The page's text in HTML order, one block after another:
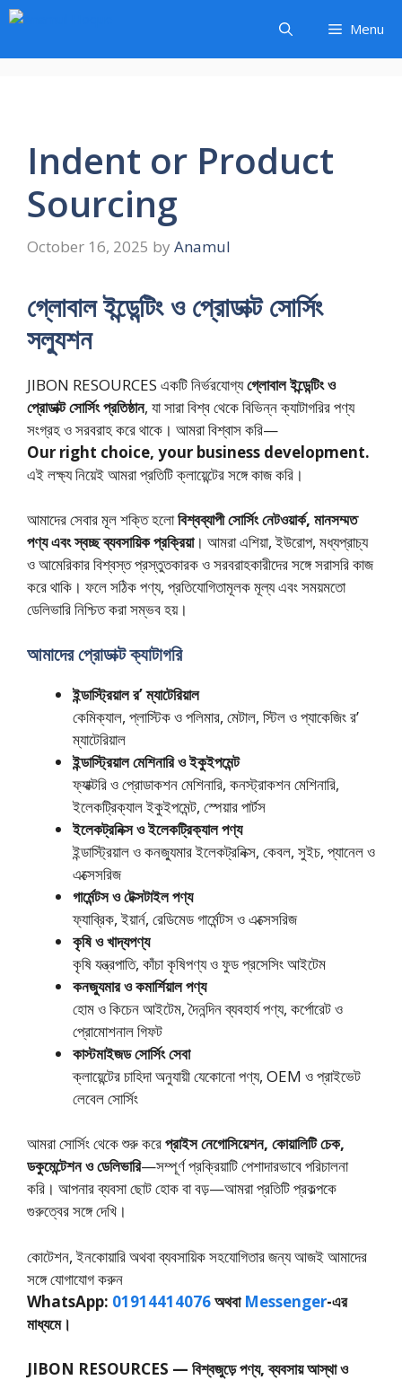
Skip
content
Menu
Indent or Product
Sourcing
October 16, 2025 by Anamul
গ্লোবাল ইন্ডেন্টিং ও প্রোডাক্ট সোর্সিং
সল্যুশন
JIBON RESOURCES একটি নির্ভরযোগ্যগ্লোবাল ইন্ডেন্টিং ও
প্রোডাক্ট সোর্সিং প্রতিষ্ঠান, যা সারা বিশ্ব থেকে বিভিন্ন ক্যাটাগরির পণ্য
সংগ্রহ ও সরবরাহ করে থাকে। আমরা বিশ্বাস করি—
Our right choice, your business development.
এই লক্ষ্য নিয়েই আমরা প্রতিটি ক্লায়েন্টের সঙ্গে কাজ করি।
আমাদের সেবার মূল শক্তি হলোবিশ্বব্যাপী সোর্সিং নেটওয়ার্ক, মানসম্মত
পণ্য এবং স্বচ্ছ ব্যবসায়িক প্রক্রিয়া। আমরা এশিয়া, ইউরোপ, মধ্যপ্রাচ্য
ও আমেরিকার বিশ্বস্ত প্রস্তুতকারক ও সরবরাহকারীদের সঙ্গে সরাসরি কাজ
করে থাকি। ফলে সঠিক পণ্য, প্রতিযোগিতামূলক মূল্য এবং সময়মতো
ডেলিভারি নিশ্চিত করা সম্ভব হয়।
আমাদের প্রোডাক্ট ক্যাটাগরি
ইন্ডাস্ট্রিয়াল র’ ম্যাটেরিয়াল
কেমিক্যাল, প্লাস্টিক ও পলিমার, মেটাল, স্টিল ও প্যাকেজিং র’
ম্যাটেরিয়াল
ইন্ডাস্ট্রিয়াল মেশিনারি ও ইকুইপমেন্ট
ফ্যাক্টরি ও প্রোডাকশন মেশিনারি, কনস্ট্রাকশন মেশিনারি,
ইলেকট্রিক্যাল ইকুইপমেন্ট, স্পেয়ার পার্টস
ইলেকট্রনিক্স ও ইলেকট্রিক্যাল পণ্য
ইন্ডাস্ট্রিয়াল ও কনজ্যুমার ইলেকট্রনিক্স, কেবল, সুইচ, প্যানেল ও
এক্সেসরিজ
গার্মেন্টস ও টেক্সটাইল পণ্য
ফ্যাব্রিক, ইয়ার্ন, রেডিমেড গার্মেন্টস ও এক্সেসরিজ
কৃষি ও খাদ্যপণ্য
কৃষি যন্ত্রপাতি, কাঁচা কৃষিপণ্য ও ফুড প্রসেসিং আইটেম
কনজ্যুমার ও কমার্শিয়াল পণ্য
হোম ও কিচেন আইটেম, দৈনন্দিন ব্যবহার্য পণ্য, কর্পোরেট ও
প্রোমোশনাল গিফট
কাস্টমাইজড সোর্সিং সেবা
ক্লায়েন্টের চাহিদা অনুযায়ী যেকোনো পণ্য, OEM ও প্রাইভেট
লেবেল সোর্সিং
আমরা সোর্সিং থেকে শুরু করেপ্রাইস নেগোসিয়েশন, কোয়ালিটি চেক,
ডকুমেন্টেশন ও ডেলিভারি—সম্পূর্ণ প্রক্রিয়াটি পেশাদারভাবে পরিচালনা
করি। আপনার ব্যবসা ছোট হোক বা বড়—আমরা প্রতিটি প্রকল্পকে
গুরুত্বের সঙ্গে দেখি।
কোটেশন, ইনকোয়ারি অথবা ব্যবসায়িক সহযোগিতার জন্য আজই আমাদের
সঙ্গে যোগাযোগ করুন
WhatsApp: 01914414076অথবা Messenger-এর
মাধ্যমে।
JIBON RESOURCES — বিশ্বজুড়ে পণ্য, ব্যবসায় আস্থা ও